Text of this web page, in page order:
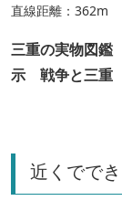
直線距離：362m
三重の実物図
示 戦争と三重
近くでで